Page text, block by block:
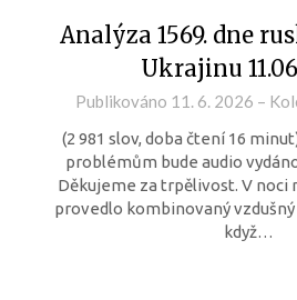
Analýza 1569. dne
Ukrajinu
Publikováno 11. 6. 2026 –
(2 981 slov, doba čtení 16
problémům bude audio
Děkujeme za trpělivost. V noci
provedlo kombinovaný
když…